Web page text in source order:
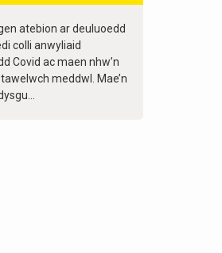
atebion ar deuluoedd
colli anwyliaid
Covid ac maen nhw’n
meddwl. Mae’n